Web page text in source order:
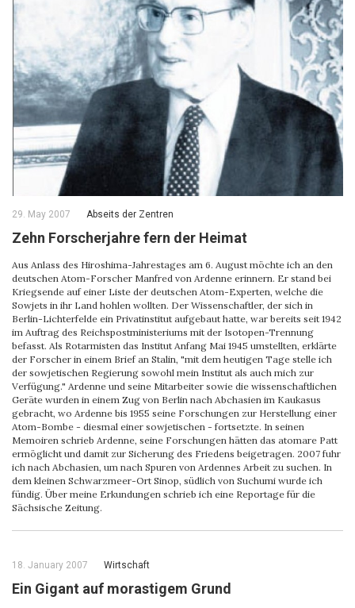
29. May 2007 Abseits der Zentren
Zehn Forscherjahre fern der Heimat
Aus Anlass des Hiroshima-Jahrestages am 6. August möchte ich an den
deutschen Atom-Forscher Manfred von Ardenne erinnern. Er stand bei
Kriegsende auf einer Liste der deutschen Atom-Experten, welche die
Sowjets in ihr Land hohlen wollten. Der Wissenschaftler, der sich in
Berlin-Lichterfelde ein Privatinstitut aufgebaut hatte, war bereits seit 1942
im Auftrag des Reichspostministeriums mit der Isotopen-Trennung
befasst. Als Rotarmisten das Institut Anfang Mai 1945 umstellten, erklärte
der Forscher in einem Brief an Stalin, "mit dem heutigen Tage stelle ich
der sowjetischen Regierung sowohl mein Institut als auch mich zur
Verfügung." Ardenne und seine Mitarbeiter sowie die wissenschaftlichen
Geräte wurden in einem Zug von Berlin nach Abchasien im Kaukasus
gebracht, wo Ardenne bis 1955 seine Forschungen zur Herstellung einer
Atom-Bombe - diesmal einer sowjetischen - fortsetzte. In seinen
Memoiren schrieb Ardenne, seine Forschungen hätten das atomare Patt
ermöglicht und damit zur Sicherung des Friedens beigetragen. 2007 fuhr
ich nach Abchasien, um nach Spuren von Ardennes Arbeit zu suchen. In
dem kleinen Schwarzmeer-Ort Sinop, südlich von Suchumi wurde ich
fündig. Über meine Erkundungen schrieb ich eine Reportage für die
Sächsische Zeitung.
18. January 2007 Wirtschaft
Ein Gigant auf morastigem Grund